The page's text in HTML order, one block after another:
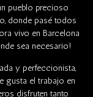
pueblo precioso
donde pasé todos
vivo en Barcelona
sea necesario!
y perfeccionista,
gusta el trabajo en
disfruten tanto